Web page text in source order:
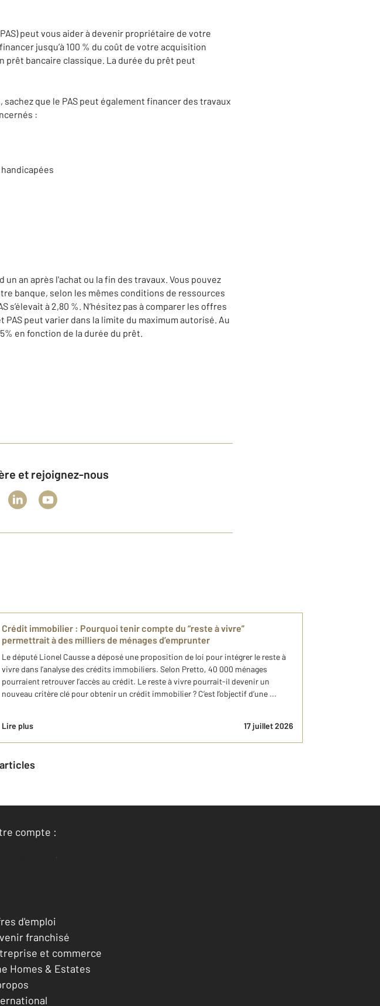
peut vous aider à devenir propriétaire de votre
jusqu’à 100 % du coût de votre acquisition
prêt bancaire classique. La durée du prêt peut
que le PAS peut également financer des travaux
:
an après l'achat ou la fin des travaux. Vous pouvez
banque, selon les mêmes conditions de ressources
s’élevait à 2,80 %. N’hésitez pas à comparer les offres
peut varier dans la limite du maximum autorisé. Au
en fonction de la durée du prêt.
et rejoignez-nous
Crédit immobilier : Pourquoi tenir compte du “reste à vivre”
permettrait à des milliers de ménages d’emprunter
Le député Lionel Causse a déposé une proposition de loi pour intégrer le reste à
vivre dans l’analyse des crédits immobiliers. Selon Pretto, 40 000 ménages
pourraient retrouver l’accès au crédit. Le reste à vivre pourrait-il devenir un
nouveau critère clé pour obtenir un crédit immobilier ? C’est l’objectif d’une ...
Lire plus 17 juillet 2026
articles
compte :
Accéder à mon compte
d'emploi
franchisé
et commerce
Homes & Estates